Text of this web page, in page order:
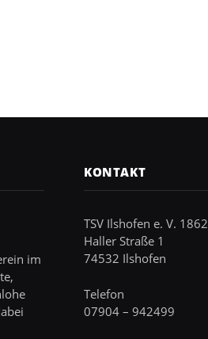
im
KONTAKT
TSV Ilshofen e. V. 1862
Haller Straße 1
74532 Ilshofen
Telefon
07904 – 942499